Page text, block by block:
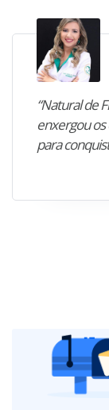
“Natural de
enxergou
para